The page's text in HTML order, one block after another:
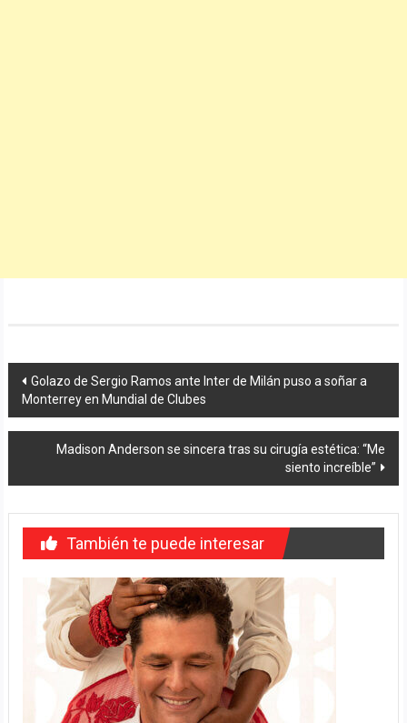
Navegación
de
entradas
Golazo de Sergio Ramos ante Inter de Milán puso a soñar a
Monterrey en Mundial de Clubes
Madison Anderson se sincera tras su cirugía estética: “Me
siento increíble”
También te puede interesar